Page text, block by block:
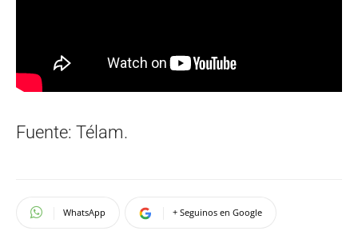
Fuente: Télam.
WhatsApp + Seguinos en Google